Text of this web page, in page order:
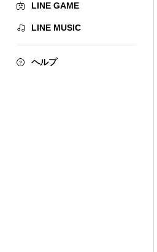
LINE GAME
LINE MUSIC
ヘルプ